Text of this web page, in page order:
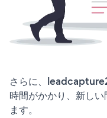
さらに、
時間がかかり、新し
ます。